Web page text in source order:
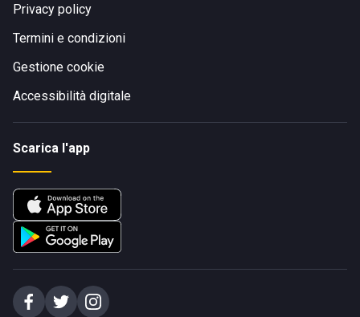
Privacy policy
Termini e condizioni
Gestione cookie
Accessibilità digitale
Scarica l'app